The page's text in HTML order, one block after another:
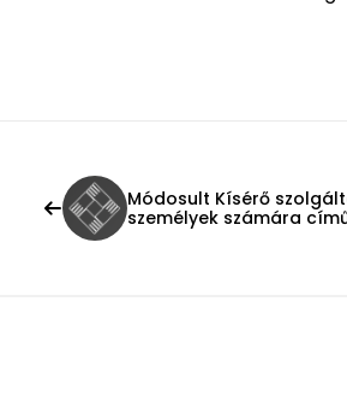
Módosult Kísérő
személyek számára